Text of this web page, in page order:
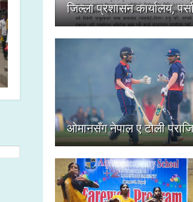
जिल्ला प्रशासन कार्यालय,
ओमानसँग नेपाल ए टोली